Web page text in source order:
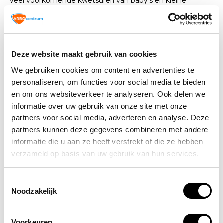
Deze website maakt gebruik van cookies
We gebruiken cookies om content en advertenties te
personaliseren, om functies voor social media te bieden
en om ons websiteverkeer te analyseren. Ook delen we
informatie over uw gebruik van onze site met onze
partners voor social media, adverteren en analyse. Deze
partners kunnen deze gegevens combineren met andere
informatie die u aan ze heeft verstrekt of die ze hebben
verzameld op basis van uw gebruik van hun services.
Noodzakelijk
kinderen, maar ook met het formaat van de artikelen. Alle
producten zijn perfect te gebruiken op het lichaam van
een baby, of eenvoudig op maat te maken.
Een ongeluk schuilt in een hoekje
Met baby’s is men natuurlijk extra voorzichtig. Toch kan
een ongeluk in een klein hoekje schuilen. Het is niet te
voorkomen dat een baby een keer valt of zich stoot. Ook
kan een moment van onoplettendheid op tal van andere
vormen voor (klein) letsel zorgen. Bij baby’s laat dit risico
zich nooit volledig beheersen.
bieden. Door te kiezen voor een goede verbanddoos voor
baby’s is men hier zeker van.